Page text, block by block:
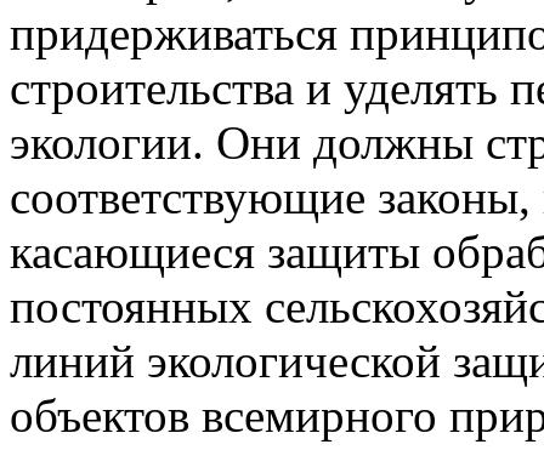
придерживаться
строительства и уделять
экологии. Они должны
соответствующие
касающиеся защиты
постоянных
линий экологической
объектов всемирного